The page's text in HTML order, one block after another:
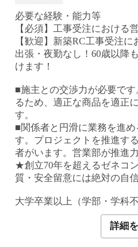
必要な経験・能力等
【必須】工事受注における
【歓迎】新築RC工事受注
出張・夜勤なし！60歳以降
けます！
■施主との交渉力が必要で
るため、適正な商品を適正
す。
■関係者と円滑に業務を進
す。プロジェクトを推進す
者がいます。営業部が推進
★創立70年を超えるゼネコ
質・安全留意には絶対の自
大学卒業以上（学部・学科不
詳細